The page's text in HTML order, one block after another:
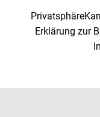
Privatsphäre
Erklärung zur